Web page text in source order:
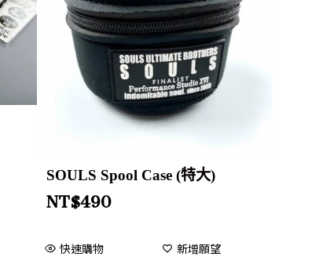
SOULS Spool Case (特大)
NT$490
快速購物 新增願望